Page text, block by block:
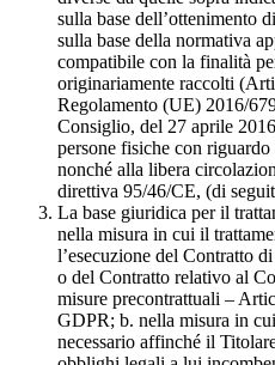
sulla base dell’ottenimento
sulla base della normativa
compatibile con la finalità
originariamente raccolti
Regolamento (UE) 2016/
Consiglio, del 27 aprile
persone fisiche con
nonché alla libera
direttiva 95/46/CE, (di
La base giuridica per il
nella misura in cui il
l’esecuzione del Contratto
o del Contratto relativo al
misure precontrattuali –
GDPR; b. nella misura in
necessario affinché il